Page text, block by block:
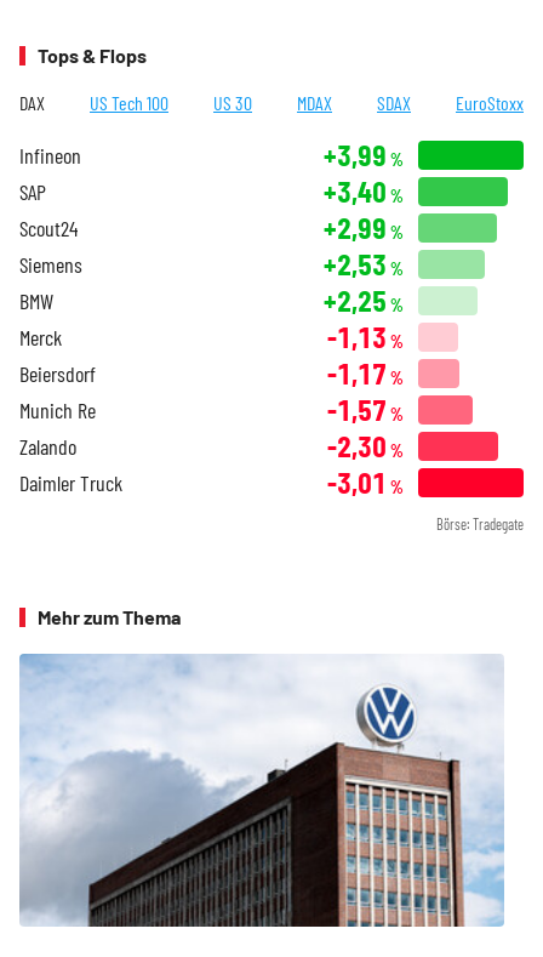
Tops & Flops
DAX US Tech 100 US 30 MDAX SDAX EuroStoxx
Infineon +3,99 %
SAP +3,40 %
Scout24 +2,99 %
Siemens +2,53 %
BMW +2,25 %
Merck -1,13 %
Beiersdorf -1,17 %
Munich Re -1,57 %
Zalando -2,30 %
Daimler Truck -3,01 %
Börse: Tradegate
Mehr zum Thema